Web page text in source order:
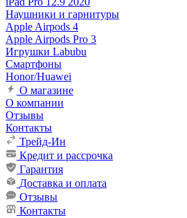
Наушники и гарнитуры
Apple Airpods 4
Apple Airpods Pro 3
Игрушки Labubu
Смартфоны
Honor/Huawei
О магазине
О компании
Отзывы
Контакты
Трейд-Ин
Кредит и рассрочка
Гарантия
Доставка и оплата
Отзывы
Контакты